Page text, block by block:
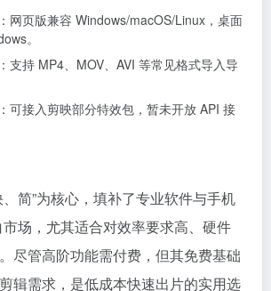
：网页版兼容 Windows/macOS/Linux，桌面
。
：支持 MP4、MOV、AVI 等常见格式导入导
：可接入剪映部分特效包，暂未开放 API 接
简”为核心，填补了专业软件与手机
场，尤其适合对效率要求高、硬件
尽管高阶功能需付费，但其免费基础
辑需求，是低成本快速出片的实用选